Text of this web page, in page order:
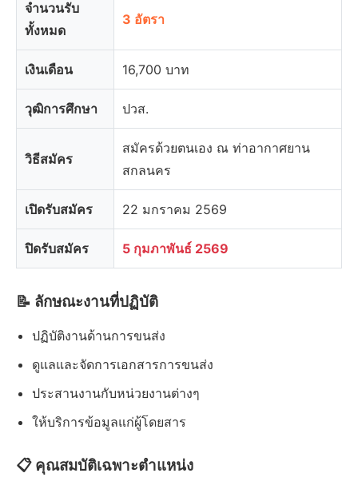
จำนวนรับ
ทั้งหมด
3 อัตรา
เงินเดือน 16,700 บาท
วุฒิการศึกษา ปวส.
วิธีสมัคร
สมัครด้วยตนเอง ณ ท่าอากาศยาน
สกลนคร
เปิดรับสมัคร 22 มกราคม 2569
ปิดรับสมัคร 5 กุมภาพันธ์ 2569
📝 ลักษณะงานที่ปฏิบัติ
ปฏิบัติงานด้านการขนส่ง
ดูแลและจัดการเอกสารการขนส่ง
ประสานงานกับหน่วยงานต่างๆ
ให้บริการข้อมูลแก่ผู้โดยสาร
📋 คุณสมบัติเฉพาะตำแหน่ง